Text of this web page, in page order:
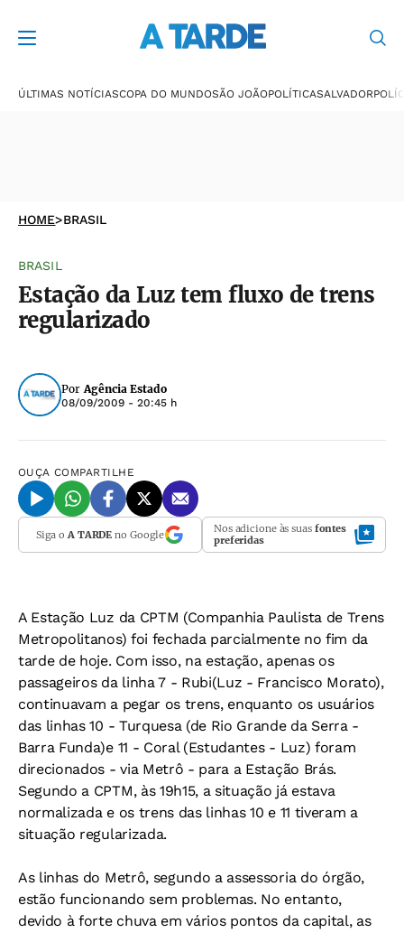
ÚLTIMAS NOTÍCIASCOPA DO MUNDOSÃO JOÃOPOLÍTICASALVADOR
HOME>BRASIL
BRASIL
Estação da Luz tem fluxo de trens
regularizado
PorAgência Estado
08/09/2009 - 20:45 h
OUÇA COMPARTILHE
Siga oA TARDE no Google Nos adicione às suas fontes
preferidas
A Estação Luz da CPTM (Companhia Paulista de Trens
Metropolitanos) foi fechada parcialmente no fim da
tarde de hoje. Com isso, na estação, apenas os
passageiros da linha 7 - Rubi(Luz - Francisco Morato),
continuavam a pegar os trens, enquanto os usuários
das linhas 10 - Turquesa (de Rio Grande da Serra -
Barra Funda)e 11 - Coral (Estudantes - Luz) foram
direcionados - via Metrô - para a Estação Brás.
Segundo a CPTM, às 19h15, a situação já estava
normalizada e os trens das linhas 10 e 11 tiveram a
situação regularizada.
As linhas do Metrô, segundo a assessoria do órgão,
estão funcionando sem problemas. No entanto,
devido à forte chuva em vários pontos da capital, as